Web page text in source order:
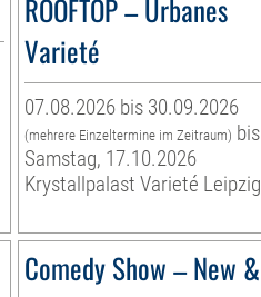
ROOFTOP – Urbanes
Varieté
07.08.2026 bis 30.09.2026
(mehrere Einzeltermine im Zeitraum) bis
Samstag, 17.10.2026
Krystallpalast Varieté Leipzig
Comedy Show – New &